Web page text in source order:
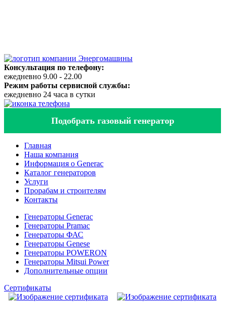
Консультация по телефону:
ежедневно 9.00 - 22.00
Режим работы сервисной службы:
ежедневно 24 часа в сутки
Подобрать газовый генератор
Главная
Наша компания
Информация о Generac
Каталог генераторов
Услуги
Прорабам и строителям
Контакты
Генераторы Generac
Генераторы Pramac
Генераторы ФАС
Генераторы Genese
Генераторы POWERON
Генераторы Mitsui Power
Дополнительные опции
Сертификаты